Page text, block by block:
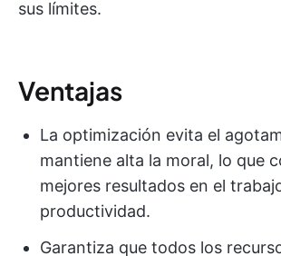
sus límites.
Ventajas
La optimización evita el
mantiene alta la moral, lo que
mejores resultados en el
productividad.
Garantiza que todos los